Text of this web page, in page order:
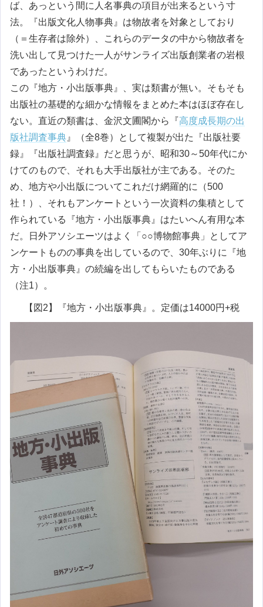
ば、あっという間に人名事典の項目が出来るという寸
法。『出版文化人物事典』は物故者を対象としており
（＝生存者は除外）、これらのデータの中から物故者を
洗い出して見つけた一人がサンライズ出版創業者の岩根
であったというわけだ。
この『地方・小出版事典』、実は類書が無い。そもそも
出版社の基礎的な細かな情報をまとめた本はほぼ存在し
ない。直近の類書は、金沢文圃閣から『高度成長期の出
版社調査事典 』（全8巻）として複製が出た『出版社要
録』『出版社調査録』だと思うが、昭和30～50年代にか
けてのもので、それも大手出版社が主である。そのた
め、地方や小出版についてこれだけ網羅的に（500
社！）、それもアンケートという一次資料の集積として
作られている『地方・小出版事典』はたいへん有用な本
だ。日外アソシエーツはよく「○○博物館事典」としてア
ンケートものの事典を出しているので、30年ぶりに『地
方・小出版事典』の続編を出してもらいたものである
（注1）。
【図2】『地方・小出版事典』。定価は14000円+税